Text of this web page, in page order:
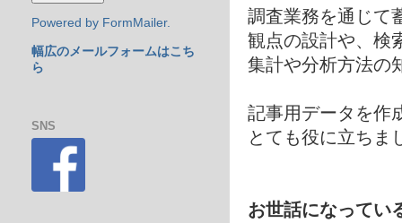
調査業務を通じて
観点の設計や、検
集計や分析方法の
記事用データを作
とても役に立ちま
お世話になってい
Powered by FormMailer.
幅広のメールフォームはこち
ら
SNS